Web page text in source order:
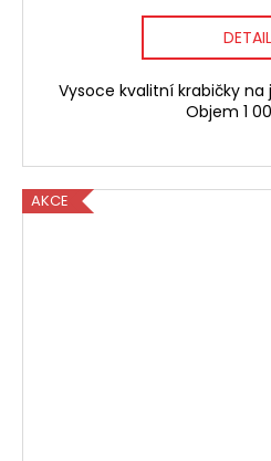
DETAIL
Vysoce kvalitní krabičky
Objem 1
AKCE